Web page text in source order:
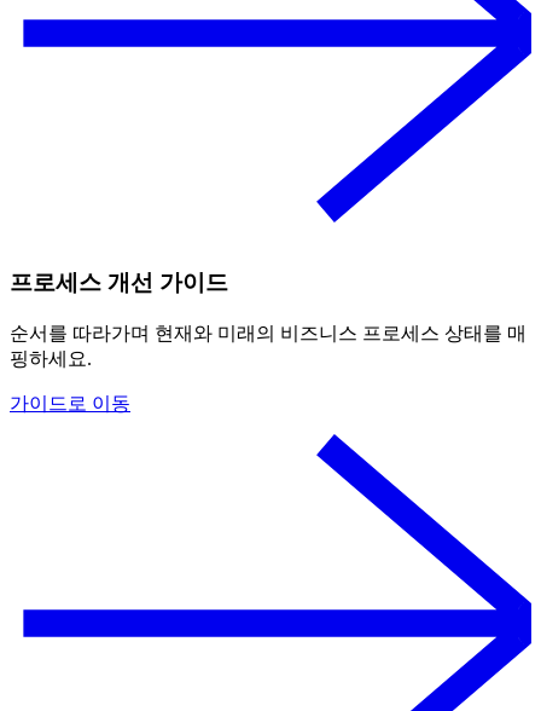
프로세스 개선 가이드
순서를 따라가며 현재와 미래의 비즈니스 프로세스 상태를 매
핑하세요.
가이드로 이동